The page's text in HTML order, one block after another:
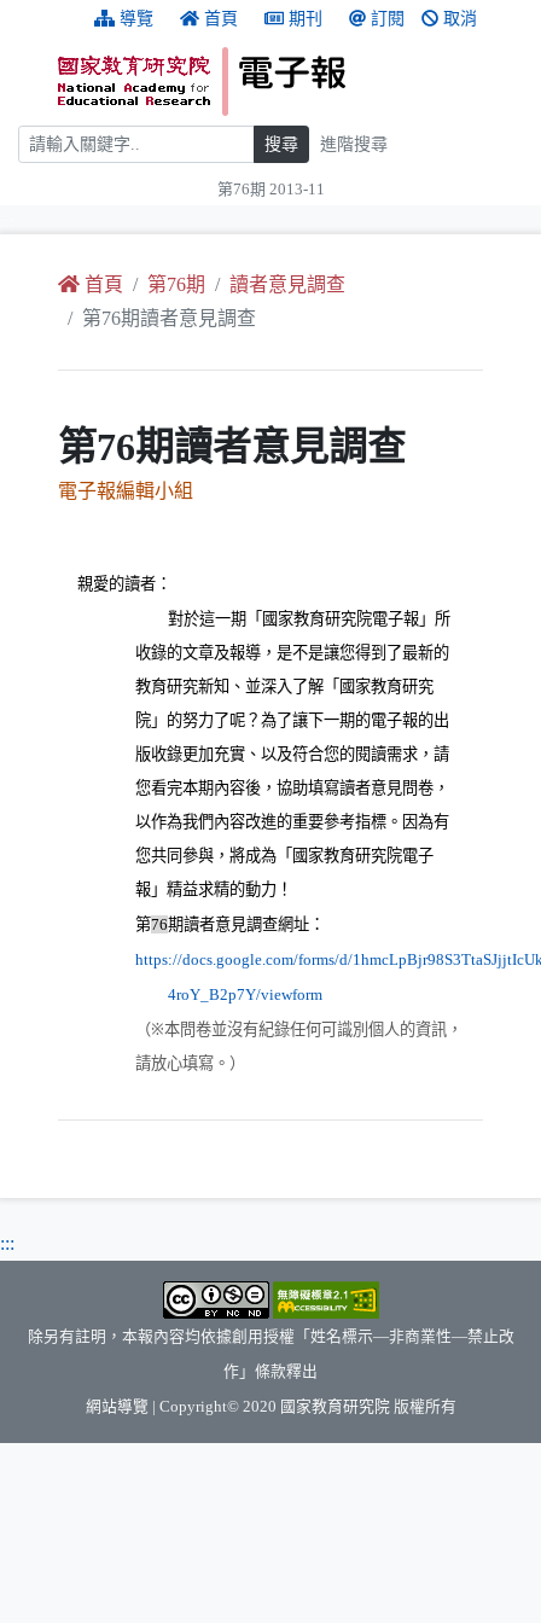
跳到主要內容 導覽 首頁 期刊 訂閱 取消
搜尋 搜尋 進階搜尋
第76期 2013-11
首頁 第76期
讀者意見調查
第76期讀者意見調查
第76期讀者意見調查
電子報編輯小組
親愛的讀者：
對於這一期「國家教育研究院電子報」所
收錄的文章及報導，是不是讓您得到了最新的
教育研究新知、並深入了解「國家教育研究
院」的努力了呢？為了讓下一期的電子報的出
版收錄更加充實、以及符合您的閱讀需求，請
您看完本期內容後，協助填寫讀者意見問卷，
以作為我們內容改進的重要參考指標。因為有
您共同參與，將成為「國家教育研究院電子
報」精益求精的動力！
第76期讀者意見調查網址：
https://docs.google.com/forms/d/
4roY_B2p7Y/viewform（另開新視窗）
（※本問卷並沒有紀錄任何可識別個人的資訊，
請放心填寫。）
:::
除另有註明，本報內容均依據創用授權「姓名標示—非商業性—禁止改
作」條款釋出
網站導覽 | Copyright© 2020 國家教育研究院（另開新視窗）
版權所有